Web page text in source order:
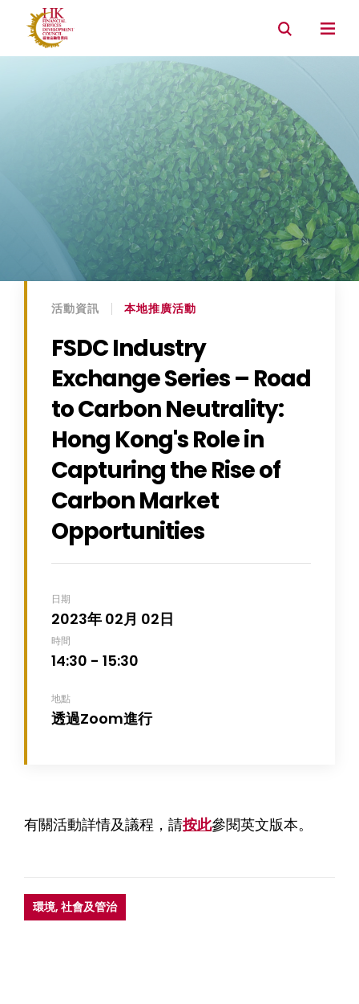
資產管理
環境, 社會及管治
活動資訊 本地推廣活動
FSDC Industry
Exchange Series – Road
to Carbon Neutrality:
Hong Kong's Role in
Capturing the Rise of
Carbon Market
Opportunities
日期
2023年 02月 02日
時間
14:30 - 15:30
地點
透過Zoom進行
有關活動詳情及議程，請按此參閱英文版本。
環境, 社會及管治